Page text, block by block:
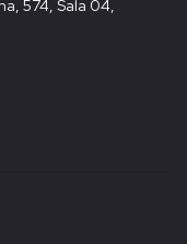
, 574, Sala 04,